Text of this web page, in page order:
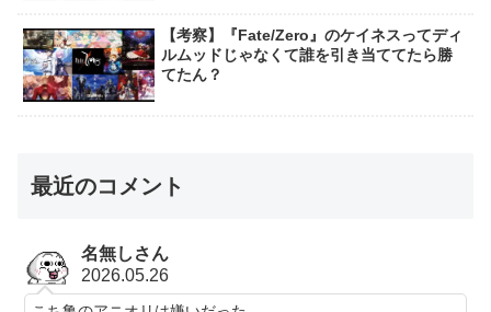
【考察】『Fate/Zero』のケイネスってディ
ルムッドじゃなくて誰を引き当ててたら勝
てたん？
最近のコメント
名無しさん
2026.05.26